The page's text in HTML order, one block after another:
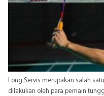
Long Servis merupakan salah
dilakukan oleh para pemain